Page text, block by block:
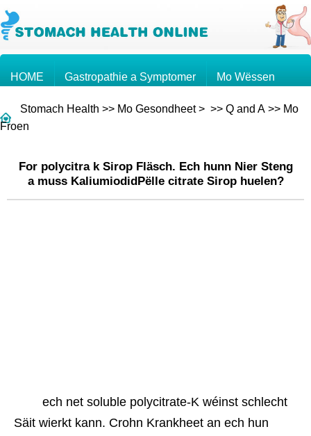
HOME Gastropathie a Symptomer Mo Wëssen
Mo Kriibs
Stomach Health >> Mo Gesondheet> >> Q and A >> Mo
Froen
For polycitra k Sirop Fläsch. Ech hunn Nier Steng
a muss KaliumiodidPëlle citrate Sirop huelen?
Säit wierkt kann. Crohn Krankheet an ech hun